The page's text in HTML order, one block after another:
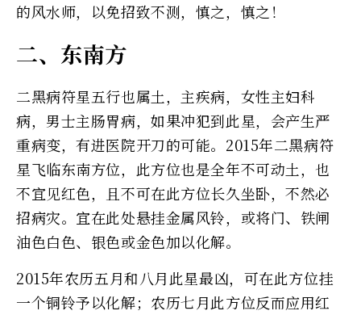
的风水师，以免招致不测，慎之，慎之！
二、东南方
二黑病符星五行也属土，主疾病，女性主妇科
病，男士主肠胃病，如果冲犯到此星，会产生严
重病变，有进医院开刀的可能。2015年二黑病符
星飞临东南方位，此方位也是全年不可动土，也
不宜见红色，且不可在此方位长久坐卧，不然必
招病灾。宜在此处悬挂金属风铃，或将门、铁闸
油色白色、银色或金色加以化解。
2015年农历五月和八月此星最凶，可在此方位挂
一个铜铃予以化解；农历七月此方位反而应用红